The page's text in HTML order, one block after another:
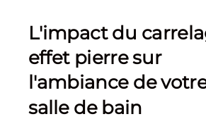
L'impact du
effet pierre sur
l'ambiance de
salle de bain